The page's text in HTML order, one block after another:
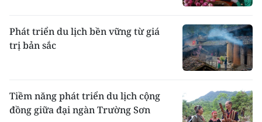
Phát triển du lịch bền vững từ giá
trị bản sắc
Tiềm năng phát triển du lịch cộng
đồng giữa đại ngàn Trường Sơn